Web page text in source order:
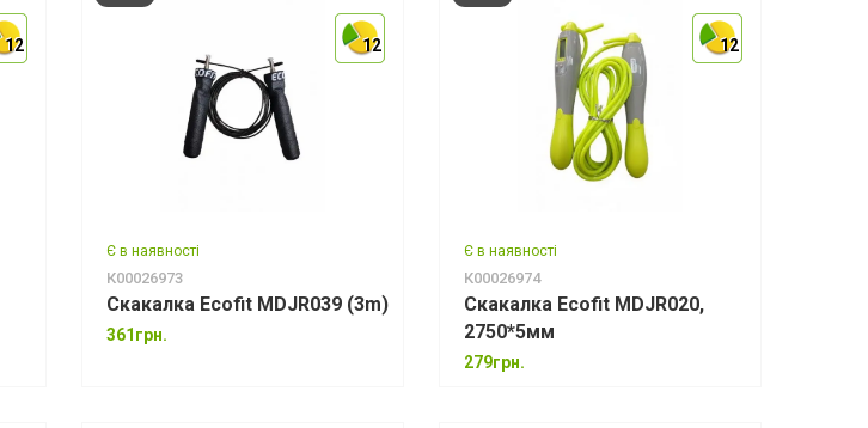
12
12
12 12
12
12
Є в наявності
К00026973
Скакалка Ecofit MDJR039 (3m)
361грн.
12
12
12
Є в наявності
К00026974
Скакалка Ecofit MDJR020,
2750*5мм
279грн.